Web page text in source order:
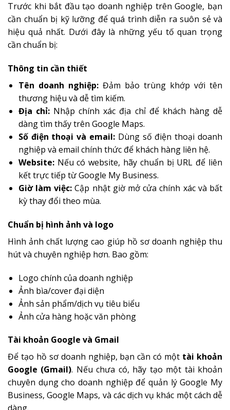
Trước khi bắt đầu tạo doanh nghiệp trên Google, bạn
cần chuẩn bị kỹ lưỡng để quá trình diễn ra suôn sẻ và
hiệu quả nhất. Dưới đây là những yếu tố quan trọng
cần chuẩn bị:
Thông tin cần thiết
Tên doanh nghiệp:Đảm bảo trùng khớp với tên
thương hiệu và dễ tìm kiếm.
Địa chỉ:Nhập chính xác địa chỉ để khách hàng dễ
dàng tìm thấy trên Google Maps.
Số điện thoại và email: Dùng số điện thoại doanh
nghiệp và email chính thức để khách hàng liên hệ.
Website:Nếu có website, hãy chuẩn bị URL để liên
kết trực tiếp từ Google My Business.
Giờ làm việc: Cập nhật giờ mở cửa chính xác và bất
kỳ thay đổi theo mùa.
Chuẩn bị hình ảnh và logo
Hình ảnh chất lượng cao giúp hồ sơ doanh nghiệp thu
hút và chuyên nghiệp hơn. Bao gồm:
Logo chính của doanh nghiệp
Ảnh bìa/cover đại diện
Ảnh sản phẩm/dịch vụ tiêu biểu
Ảnh cửa hàng hoặc văn phòng
Tài khoản Google và Gmail
Để tạo hồ sơ doanh nghiệp, bạn cần có một tài khoản
Google (Gmail). Nếu chưa có, hãy tạo một tài khoản
chuyên dụng cho doanh nghiệp để quản lý Google My
Business, Google Maps, và các dịch vụ khác một cách dễ